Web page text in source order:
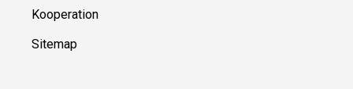
Kooperation
Sitemap